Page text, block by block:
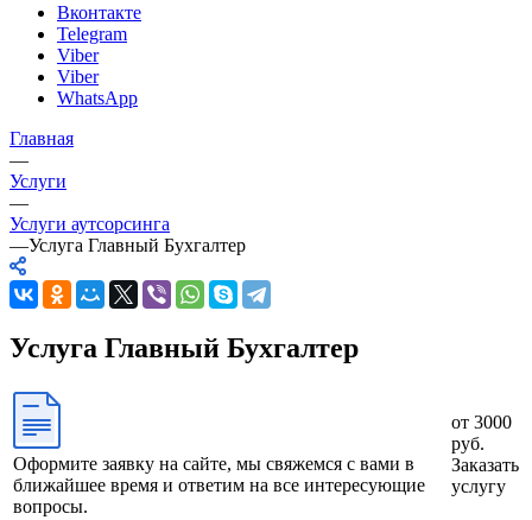
Вконтакте
Telegram
Viber
Viber
WhatsApp
Главная
—
Услуги
—
Услуги аутсорсинга
—Услуга Главный Бухгалтер
Услуга Главный Бухгалтер
Оформите заявку на сайте, мы свяжемся с вами в
ближайшее время и ответим на все интересующие
вопросы.
от 3000
руб.
Заказать
услугу